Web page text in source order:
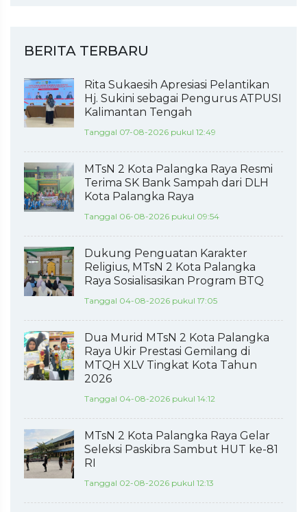
BERITA TERBARU
Rita Sukaesih Apresiasi Pelantikan
Hj. Sukini sebagai Pengurus ATPUSI
Kalimantan Tengah
Tanggal 07-08-2026 pukul 12:49
MTsN 2 Kota Palangka Raya Resmi
Terima SK Bank Sampah dari DLH
Kota Palangka Raya
Tanggal 06-08-2026 pukul 09:54
Dukung Penguatan Karakter
Religius, MTsN 2 Kota Palangka
Raya Sosialisasikan Program BTQ
Tanggal 04-08-2026 pukul 17:05
Dua Murid MTsN 2 Kota Palangka
Raya Ukir Prestasi Gemilang di
MTQH XLV Tingkat Kota Tahun
2026
Tanggal 04-08-2026 pukul 14:12
MTsN 2 Kota Palangka Raya Gelar
Seleksi Paskibra Sambut HUT ke-81
RI
Tanggal 02-08-2026 pukul 12:13